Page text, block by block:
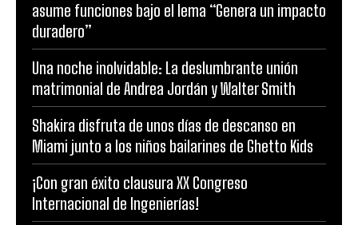
asume funciones bajo el lema “Genera un impacto
duradero”
Una noche inolvidable: La deslumbrante unión
matrimonial de Andrea Jordán y Walter Smith
Shakira disfruta de unos días de descanso en
Miami junto a los niños bailarines de Ghetto Kids
¡Con gran éxito clausura XX Congreso
Internacional de Ingenierías!